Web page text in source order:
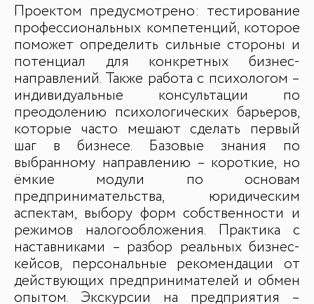
Проектом предусмотрено: тестирование
профессиональных компетенций, которое
поможет определить сильные стороны и
потенциал для конкретных бизнес-
направлений. Также работа с психологом –
индивидуальные консультации по
преодолению психологических барьеров,
которые часто мешают сделать первый
шаг в бизнесе. Базовые знания по
выбранному направлению – короткие, но
ёмкие модули по основам
предпринимательства, юридическим
аспектам, выбору форм собственности и
режимов налогообложения. Практика с
наставниками – разбор реальных бизнес-
кейсов, персональные рекомендации от
действующих предпринимателей и обмен
опытом. Экскурсии на предприятия –